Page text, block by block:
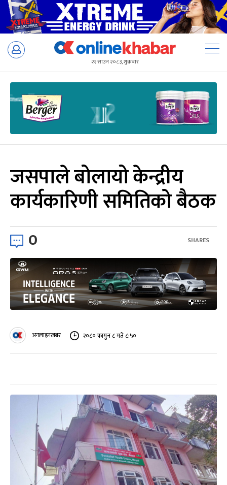
Skip
२२ साउन २०८३, शुक्रबार
जसपाले बोलायो केन्द्रीय
कार्यकारिणी समितिको बैठक
0 SHARES
अनलाइनखबर २०८० फागुन ८ गते ८:५०